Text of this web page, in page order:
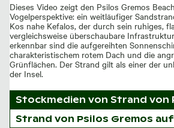
Dieses Video zeigt den Psilos Gremos
Vogelperspektive: ein weitläufiger
Kos nahe Kefalos, der durch sein ruhiges,
vergleichsweise überschaubare
erkennbar sind die aufgereihten
charakteristischem rotem Dach und die
Grünflächen. Der Strand gilt als einer der
der Insel.
Stockmedien von Strand von
Strand von Psilos Gremos